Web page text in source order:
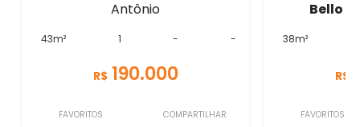
Antônio
43m² 1 - -
R$ 190.000
FAVORITOS COMPARTILHAR
Bello
38m²
R$
FAVORITOS